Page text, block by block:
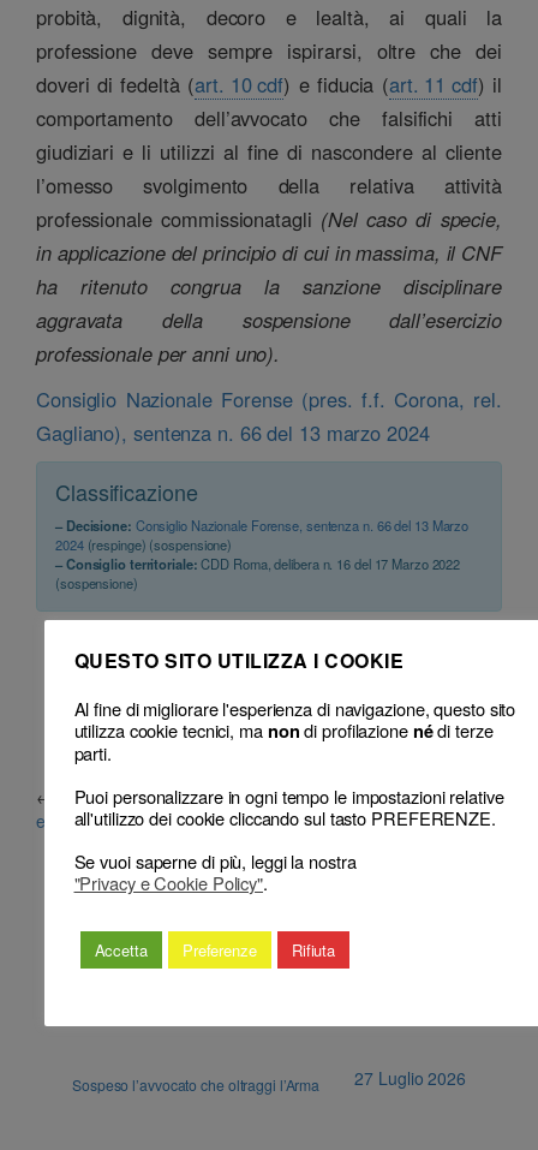
probità, dignità, decoro e lealtà, ai quali la
professione deve sempre ispirarsi, oltre che dei
doveri di fedeltà (art. 10 cdf) e fiducia (art. 11 cdf) il
comportamento dell’avvocato che falsifichi atti
giudiziari e li utilizzi al fine di nascondere al cliente
l’omesso svolgimento della relativa attività
professionale commissionatagli (Nel caso di specie,
in applicazione del principio di cui in massima, il CNF
ha ritenuto congrua la sanzione disciplinare
aggravata della sospensione dall’esercizio
professionale per anni uno).
Consiglio Nazionale Forense (pres. f.f. Corona, rel.
Gagliano), sentenza n. 66 del 13 marzo 2024
Classificazione
– Decisione: Consiglio Nazionale Forense, sentenza n. 66 del 13 Marzo
2024(respinge) (sospensione)
– Consiglio territoriale:CDD Roma, delibera n. 16 del 17 Marzo 2022
(sospensione)
←
Inadempimento del mandato
e false informazioni al cliente
L’omessa restituzione della
documentazione al cliente →
Sospeso l’avvocato che oltraggi l’Arma 27 Luglio 2026
QUESTO SITO UTILIZZA I COOKIE
Al fine di migliorare l'esperienza di navigazione, questo sito
utilizza cookie tecnici, ma nondi profilazione nédi terze
parti.
Puoi personalizzare in ogni tempo le impostazioni relative
all'utilizzo dei cookie cliccando sul tasto PREFERENZE.
Se vuoi saperne di più, leggi la nostra
"Privacy e Cookie Policy".
Accetta Preferenze Rifiuta